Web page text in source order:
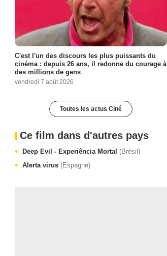
C'est l'un des discours les plus puissants du
cinéma : depuis 26 ans, il redonne du courage à
des millions de gens
vendredi 7 août 2026
Toutes les actus Ciné
Ce film dans d'autres pays
Deep Evil - Experiência Mortal (Brésil)
Alerta virus (Espagne)